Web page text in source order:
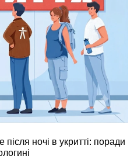
ночі в укритті: поради